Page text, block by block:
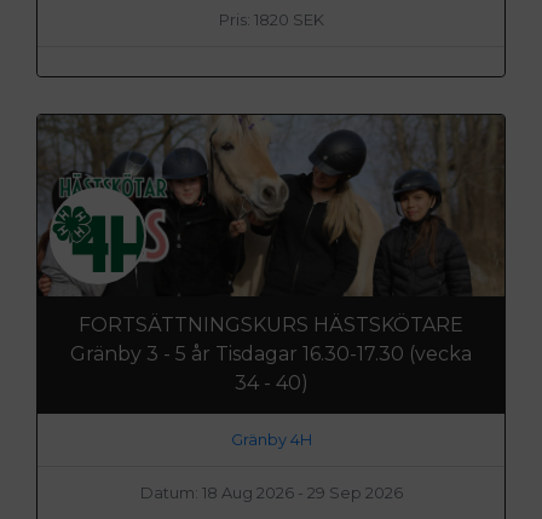
Pris: 1820 SEK
FORTSÄTTNINGSKURS HÄSTSKÖTARE
Gränby 3 - 5 år Tisdagar 16.30-17.30 (vecka
34 - 40)
Gränby 4H
Datum: 18 Aug 2026 - 29 Sep 2026